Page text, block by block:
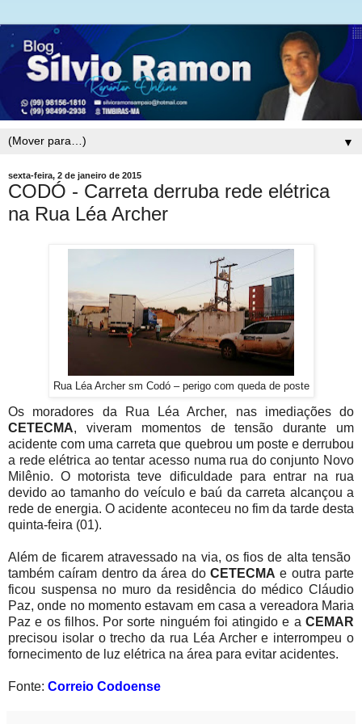
▼
sexta-feira, 2 de janeiro de 2015
CODÓ - Carreta derruba rede elétrica
na Rua Léa Archer
Rua Léa Archer sm Codó – perigo com queda de poste
Os moradores da Rua Léa Archer, nas imediações do
CETECMA, viveram momentos de tensão durante um
acidente com uma carreta que quebrou um poste e derrubou
a rede elétrica ao tentar acesso numa rua do conjunto Novo
Milênio. O motorista teve dificuldade para entrar na rua
devido ao tamanho do veículo e baú da carreta alcançou a
rede de energia. O acidente aconteceu no fim da tarde desta
quinta-feira (01).
Além de ficarem atravessado na via, os fios de alta tensão
também caíram dentro da área do CETECMA e outra parte
ficou suspensa no muro da residência do médico Cláudio
Paz, onde no momento estavam em casa a vereadora Maria
Paz e os filhos. Por sorte ninguém foi atingido e a CEMAR
precisou isolar o trecho da rua Léa Archer e interrompeu o
fornecimento de luz elétrica na área para evitar acidentes.
Fonte: Correio Codoense